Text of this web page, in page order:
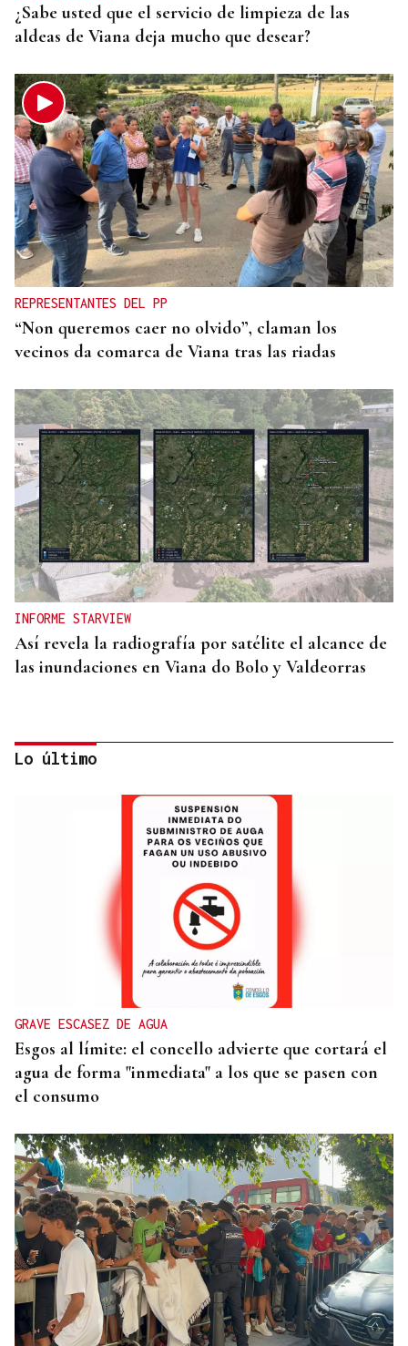
¿Sabe usted que el servicio de limpieza de las
aldeas de Viana deja mucho que desear?
REPRESENTANTES DEL PP
“Non queremos caer no olvido”, claman los
vecinos da comarca de Viana tras las riadas
INFORME STARVIEW
Así revela la radiografía por satélite el alcance de
las inundaciones en Viana do Bolo y Valdeorras
A Bouza avanza “poco a poco” hacia su nueva
normalidad tras las riadas
Lo último
GRAVE ESCASEZ DE AGUA
Esgos al límite: el concello advierte que cortará el
agua de forma "inmediata" a los que se pasen con
el consumo